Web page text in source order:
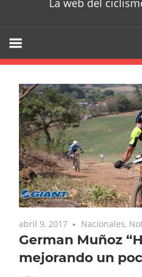
La web del
abril 9, 2017 Nacionales,
German Muñoz
mejorando un